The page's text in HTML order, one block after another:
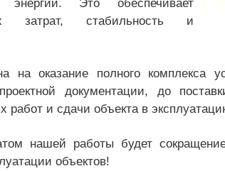
энергии. Это обеспечивает
затрат, стабильность и
на оказание полного комплекса
документации, до
работ и сдачи объекта в
нашей работы будет
объектов!